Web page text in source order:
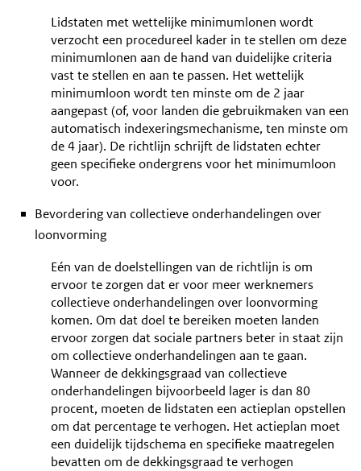
Lidstaten met wettelijke minimumlonen wordt
verzocht een procedureel kader in te stellen om deze
minimumlonen aan de hand van duidelijke criteria
vast te stellen en aan te passen. Het wettelijk
minimumloon wordt ten minste om de 2 jaar
aangepast (of, voor landen die gebruikmaken van een
automatisch indexeringsmechanisme, ten minste om
de 4 jaar). De richtlijn schrijft de lidstaten echter
geen specifieke ondergrens voor het minimumloon
voor.
Bevordering van collectieve onderhandelingen over
loonvorming
Eén van de doelstellingen van de richtlijn is om
ervoor te zorgen dat er voor meer werknemers
collectieve onderhandelingen over loonvorming
komen. Om dat doel te bereiken moeten landen
ervoor zorgen dat sociale partners beter in staat zijn
om collectieve onderhandelingen aan te gaan.
Wanneer de dekkingsgraad van collectieve
onderhandelingen bijvoorbeeld lager is dan 80
procent, moeten de lidstaten een actieplan opstellen
om dat percentage te verhogen. Het actieplan moet
een duidelijk tijdschema en specifieke maatregelen
bevatten om de dekkingsgraad te verhogen